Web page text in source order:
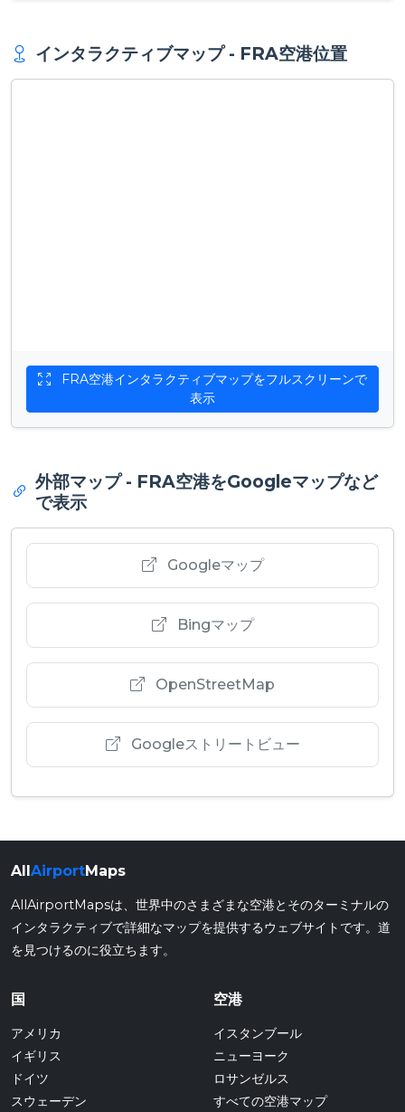
インタラクティブマップ - FRA空港位置
表示
外部マップ - FRA空港をGoogleマップなど
で表示
Googleマップ
Bingマップ
OpenStreetMap
Googleストリートビュー
All AirportMaps
AllAirportMapsは、世界中のさまざまな空港とそのターミナルの
インタラクティブで詳細なマップを提供するウェブサイトです。道
を見つけるのに役立ちます。
国
アメリカ
イギリス
ドイツ
スウェーデン
空港
イスタンブール
ニューヨーク
ロサンゼルス
すべての空港マップ